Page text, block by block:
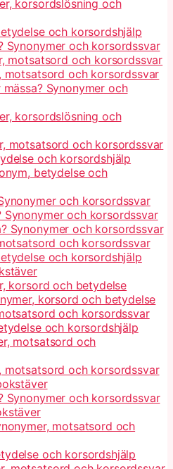
korsordslösning och
och korsordshjälp
Synonymer och korsordssvar
motsatsord och korsordssvar
motsatsord och korsordssvar
Synonymer och
korsordslösning och
motsatsord och korsordssvar
och korsordshjälp
betydelse och
och korsordssvar
och korsordssvar
Synonymer och korsordssvar
och korsordssvar
och korsordshjälp
korsord och betydelse
korsord och betydelse
och korsordssvar
och korsordshjälp
motsatsord och
motsatsord och korsordssvar
Synonymer och korsordssvar
motsatsord och
och korsordshjälp